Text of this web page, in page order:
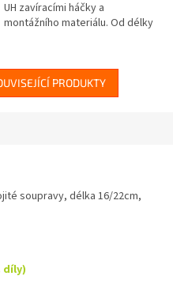
UH zavíracími háčky a
montážního materiálu. Od délky
PRODUKTY
soupravy, délka 16/22cm,
díly)